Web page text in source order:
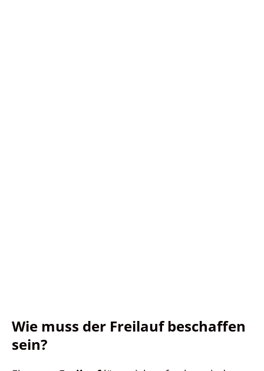
Wie muss der Freilauf beschaffen
sein?